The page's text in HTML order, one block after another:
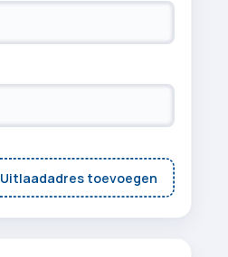
Uitlaadadres toevoegen